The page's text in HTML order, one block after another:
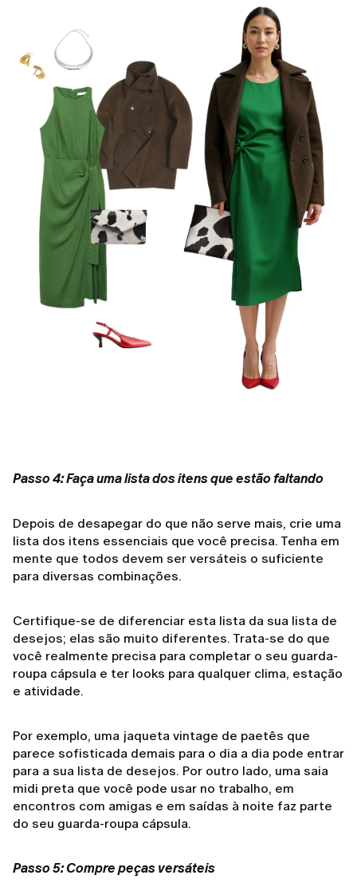
Passo 4: Faça uma lista dos itens que estão faltando
Depois de desapegar do que não serve mais, crie uma
lista dos itens essenciais que você precisa. Tenha em
mente que todos devem ser versáteis o suficiente
para diversas combinações.
Certifique-se de diferenciar esta lista da sua lista de
desejos; elas são muito diferentes. Trata-se do que
você realmente precisa para completar o seu guarda-
roupa cápsula e ter looks para qualquer clima, estação
e atividade.
Por exemplo, uma jaqueta vintage de paetês que
parece sofisticada demais para o dia a dia pode entrar
para a sua lista de desejos. Por outro lado, uma saia
midi preta que você pode usar no trabalho, em
encontros com amigas e em saídas à noite faz parte
do seu guarda-roupa cápsula.
Passo 5: Compre peças versáteis